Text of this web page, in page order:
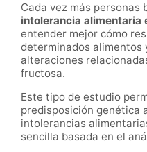
Cada vez más personas
intolerancia alimentaria
entender mejor cómo
determinados alimentos
alteraciones
fructosa.
Este tipo de estudio
predisposición genética
intolerancias
sencilla basada en el